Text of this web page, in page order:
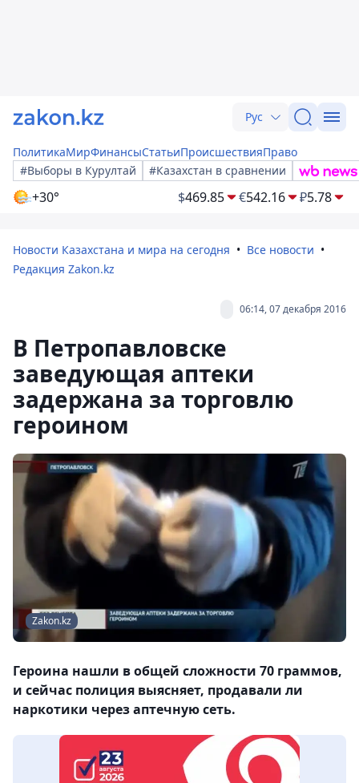
Рус
ПолитикаМирФинансыСтатьиПроисшествияПраво
#Выборы в Курултай
#Казахстан в сравнении
+30° $469.85 €542.16 ₽5.78
Новости Казахстана и мира на сегодня
Все новости
Редакция Zakon.kz
06:14, 07 декабря 2016
В Петропавловске
заведующая аптеки
задержана за торговлю
героином
Zakon.kz
Героина нашли в общей сложности 70 граммов,
и сейчас полиция выясняет, продавали ли
наркотики через аптечную сеть.